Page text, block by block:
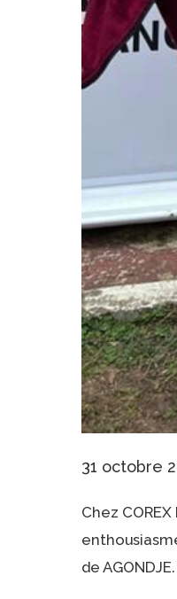
31 octobre
Chez
de AGONDJE.